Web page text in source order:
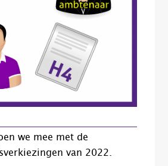
we mee met de
van 2022.